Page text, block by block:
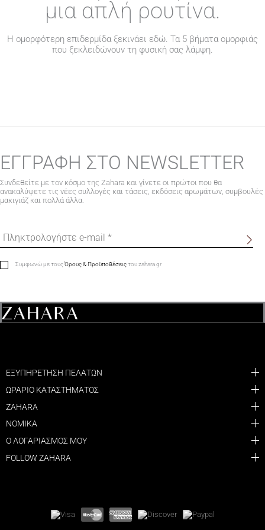
μια απλή ρουτίνα.
Η ομορφότερη επιδερμίδα ξεκινάει εδώ. Τα 5 βήματα ομορφιάς
που ξεκλειδώνουν τη φυσική σας λάμψη.
ΕΓΓΡΑΦΗ ΣΤΟ NEWSLETTER
Συνδεθείτε με τον κόσμο της Zahara και γίνετε οι πρώτοι που θα
ανακαλύψετε τις νέες συλλογές και τάσεις, εκδόσεις αρωμάτων, συμβουλές
μακιγιάζ και πολλά άλλα.
Συμφωνώ με τουςΌρους & Προϋποθέσειςτου zahara.gr
ΕΞΥΠΗΡΕΤΗΣΗ ΠΕΛΑΤΩΝ
ΩΡΑΡΙΟ ΚΑΤΑΣΤΗΜΑΤΟΣ
ZAHARA
ΝΟΜΙΚΑ
Ο ΛΟΓΑΡΙΑΣΜΟΣ ΜΟΥ
FOLLOW ZAHARA